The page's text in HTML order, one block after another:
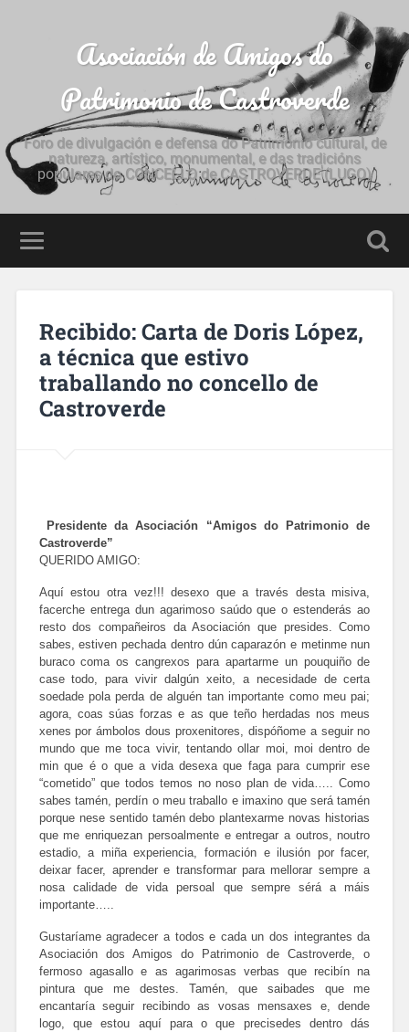
Asociación de Amigos do
Patrimonio de Castroverde
Foro de divulgación e defensa do Patrimonio cultural, de
natureza, artístico, monumental, e das tradicións
populares do CONCELLO de CASTROVERDE (LUGO)
Recibido: Carta de Doris López,
a técnica que estivo
traballando no concello de
Castroverde
Presidente da Asociación “Amigos do Patrimonio de
Castroverde”
QUERIDO AMIGO:
Aquí estou otra vez!!! desexo que a través desta misiva,
facerche entrega dun agarimoso saúdo que o estenderás ao
resto dos compañeiros da Asociación que presides. Como
sabes, estiven pechada dentro dún caparazón e metinme nun
buraco coma os cangrexos para apartarme un pouquiño de
case todo, para vivir dalgún xeito, a necesidade de certa
soedade pola perda de alguén tan importante como meu pai;
agora, coas súas forzas e as que teño herdadas nos meus
xenes por ámbolos dous proxenitores, dispóñome a seguir no
mundo que me toca vivir, tentando ollar moi, moi dentro de
min que é o que a vida desexa que faga para cumprir ese
“cometido” que todos temos no noso plan de vida….. Como
sabes tamén, perdín o meu traballo e imaxino que será tamén
porque nese sentido tamén debo plantexarme novas historias
que me enriquezan persoalmente e entregar a outros, noutro
estadio, a miña experiencia, formación e ilusión por facer,
deixar facer, aprender e transformar para mellorar sempre a
nosa calidade de vida persoal que sempre sérá a máis
importante…..
Gustaríame agradecer a todos e cada un dos integrantes da
Asociación dos Amigos do Patrimonio de Castroverde, o
fermoso agasallo e as agarimosas verbas que recibín na
pintura que me destes. Tamén, que saibades que me
encantaría seguir recibindo as vosas mensaxes e, dende
logo, que estou aquí para o que precisedes dentro dás